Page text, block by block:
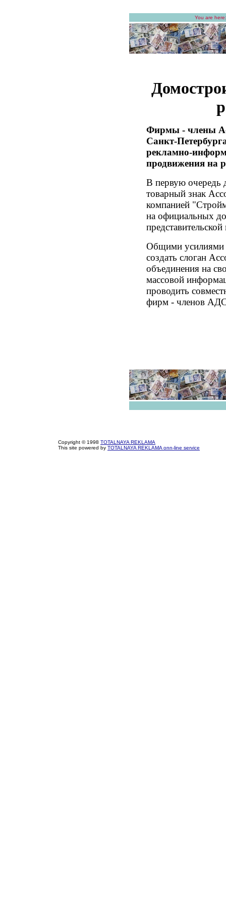
You are
Фирмы - члены
Санкт-
рекламно-
продвижения на
В первую очередь
товарный знак
компанией
на официальных
Общими усилиями
создать слоган
объединения на
массовой
проводить
фирм - членов
Copyright © 1998 TOTALNAYA REKLAMA
This site powered by TOTALNAYA REKLAMA onn-line service